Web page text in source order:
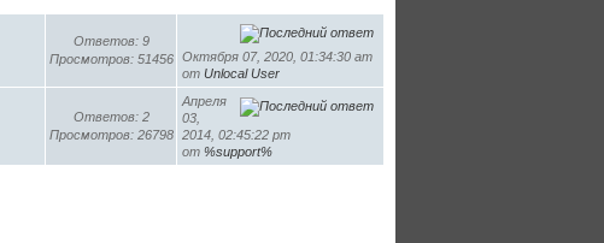
Ответов: 9
Просмотров: 51456
Октября 07, 2020, 01:34:30 am
от Unlocal User
Ответов: 2
Просмотров: 26798
Апреля
03,
2014, 02:45:22 pm
от %support%